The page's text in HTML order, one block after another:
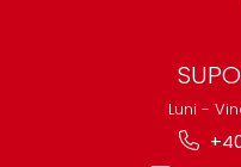
Luni -